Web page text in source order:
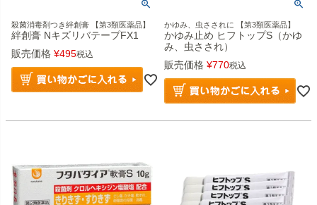
殺菌消毒剤つき絆創膏 【第3類医薬品】
絆創膏 NキズリバテープFX1
販売価格 ¥495税込
かゆみ、虫さされに 【第3類医薬品】
かゆみ止め ヒフトップS（かゆ
み、虫さされ）
販売価格 ¥770税込